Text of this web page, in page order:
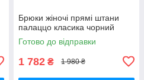
Брюки жіночі прямі штани
палаццо класика чорний
Готово до відправки
1 782 ₴ 1 980 ₴